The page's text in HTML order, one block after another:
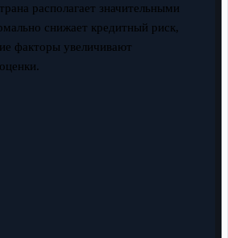
располагает значительными
снижает кредитный риск,
факторы увеличивают